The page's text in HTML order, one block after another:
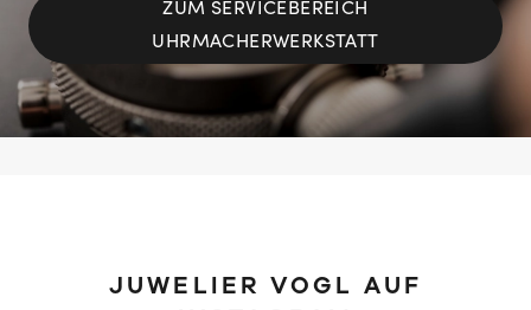
ZUM SERVICEBEREICH
UHRMACHERWERKSTATT
JUWELIER VOGL AUF